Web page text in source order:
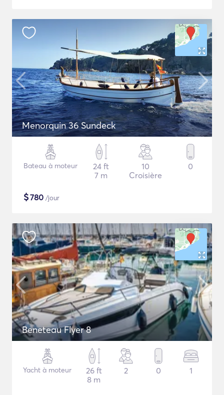
Menorquin 36 Sundeck
Bateau à moteur
24 ft
7 m
10
Croisière
0
$780 /jour
Beneteau Flyer 8
Yacht à moteur
26 ft
8 m
2 0 1